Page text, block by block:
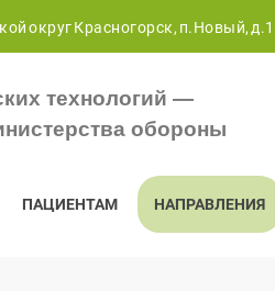
округ Красногорск, п.Новый, д.1
технологий —
обороны
ПАЦИЕНТАМ НАПРАВЛЕНИЯ